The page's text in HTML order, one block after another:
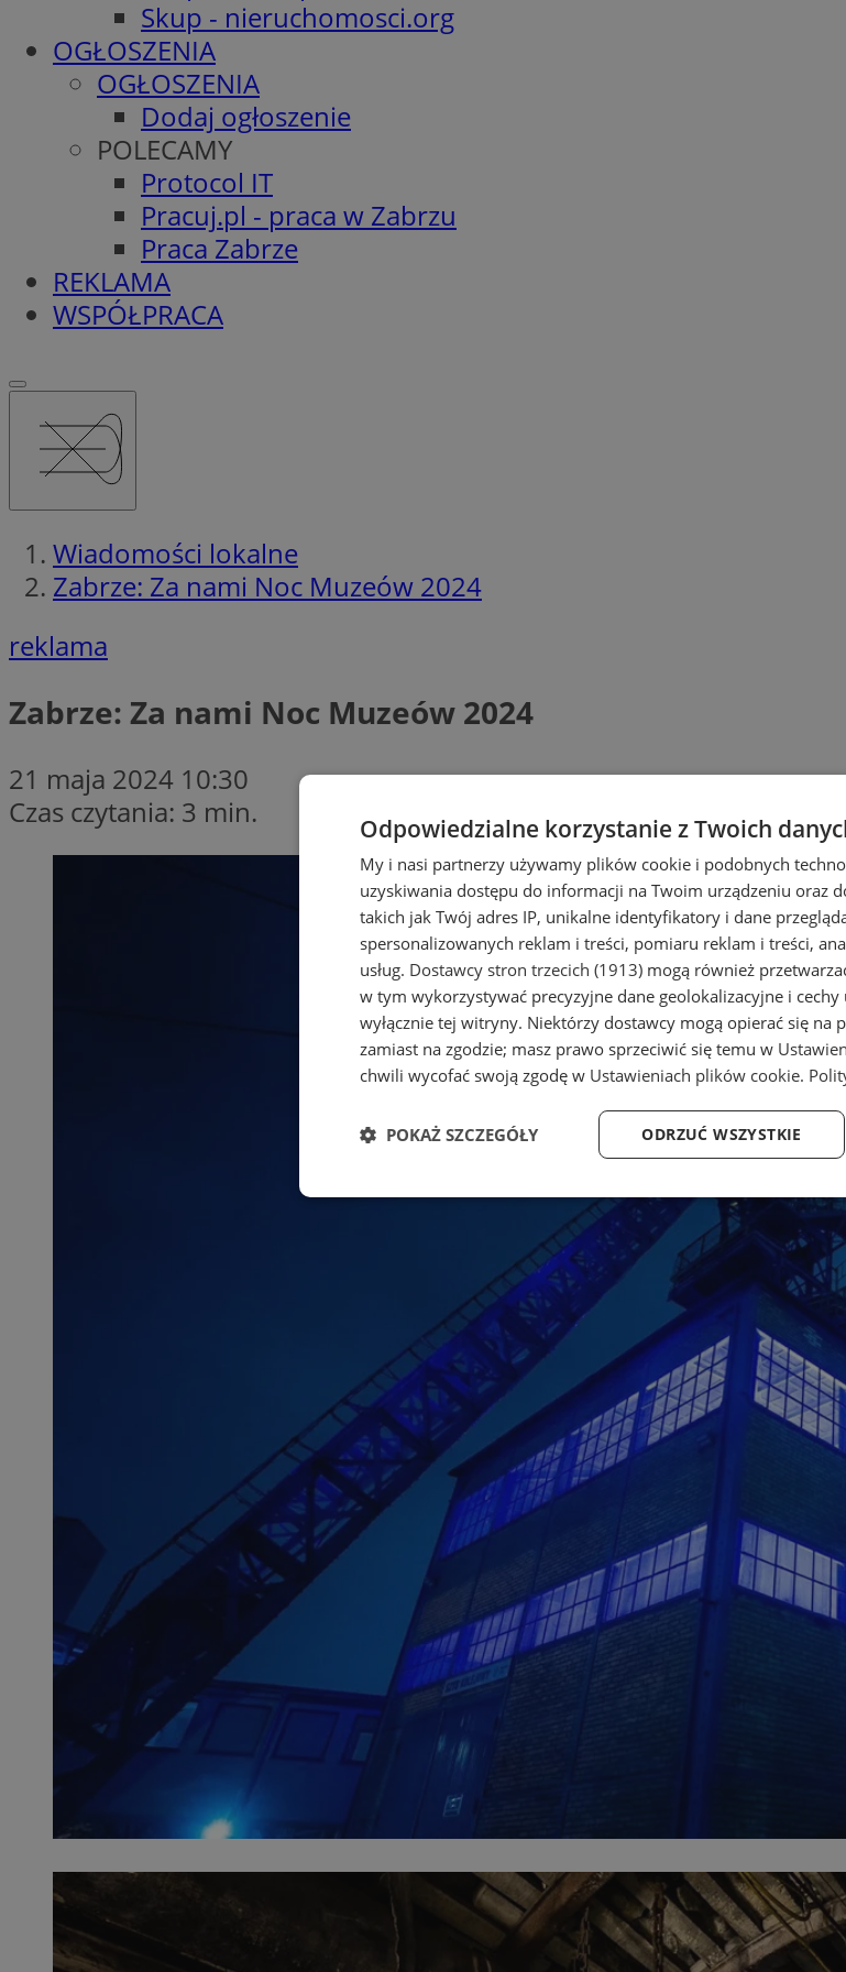
Skup - nieruchomosci.org
OGŁOSZENIA
OGŁOSZENIA
Dodaj ogłoszenie
POLECAMY
Protocol IT
Pracuj.pl - praca w Zabrzu
Praca Zabrze
REKLAMA
WSPÓŁPRACA
Wiadomości lokalne
Zabrze: Za nami Noc Muzeów 2024
reklama
Zabrze: Za nami Noc Muzeów 2024
21 maja 2024 10:30
Czas czytania: 3 min.
Odpowiedzialne korzystanie z Twoich
My i nasi partnerzy używamy plików cookie i podobnych
uzyskiwania dostępu do informacji na Twoim urządzeniu oraz
takich jak Twój adres IP, unikalne identyfikatory i dane
spersonalizowanych reklam i treści, pomiaru reklam i treści,
usług. Dostawcy stron trzecich (1913) mogą również
w tym wykorzystywać precyzyjne dane geolokalizacyjne i
wyłącznie tej witryny. Niektórzy dostawcy mogą opierać się na
zamiast na zgodzie; masz prawo sprzeciwić się temu w
chwili wycofać swoją zgodę w Ustawieniach plików cookie.
ODRZUĆ WSZYSTKIE
POKAŻ SZCZEGÓŁY
Niezbędne Wydajność Targetowanie
Niezbędne Wydajność Targetowanie
Niezbędne pliki cookie umożliwiają korzystanie z podstawowych funkcji strony
zarządzanie kontem. Bez niezbędnych plików cookie nie można prawidłowo
Nazwa
Provider/
Domena
SessID
Ten plik
1 rok
Ten plik
MvSessID
zabrze.com.pl 1 rok
Ten plik
__cf_bm
Cloudflare
Inc.
.x.com
29 minut 53
sekundy
Ten plik
to
umożliwia
__cf_bm
29 minut 55
Ten plik
to
umożliwia
CookieScriptConsent
.youtube.com
tygodnie
wybory
zgody,
wizytach.
zgodność z